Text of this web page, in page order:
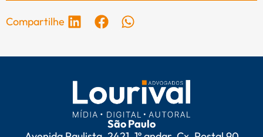
Compartilhe
São Paulo